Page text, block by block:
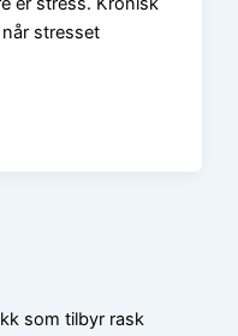
stresset
som tilbyr rask